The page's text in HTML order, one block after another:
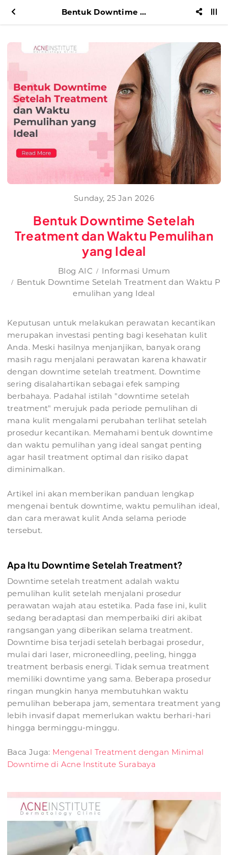
Bentuk Downtime Setelah Treatment dan Waktu Pemulihan yang Ideal
Sunday, 25 Jan 2026
Bentuk Downtime Setelah
Treatment dan Waktu Pemulihan
yang Ideal
Blog AIC
Informasi Umum
Bentuk Downtime Setelah Treatment dan Waktu P
emulihan yang Ideal
Keputusan untuk melakukan perawatan kecantikan
merupakan investasi penting bagi kesehatan kulit
Anda. Meski hasilnya menjanjikan, banyak orang
masih ragu menjalani perawatan karena khawatir
dengan downtime setelah treatment. Downtime
sering disalahartikan sebagai efek samping
berbahaya. Padahal istilah "downtime setelah
treatment" merujuk pada periode pemulihan di
mana kulit mengalami perubahan terlihat setelah
prosedur kecantikan. Memahami bentuk downtime
dan waktu pemulihan yang ideal sangat penting
agar hasil treatment optimal dan risiko dapat
diminimalkan.
Artikel ini akan memberikan panduan lengkap
mengenai bentuk downtime, waktu pemulihan ideal,
dan cara merawat kulit Anda selama periode
tersebut.
Apa Itu Downtime Setelah Treatment?
Downtime setelah treatment adalah waktu
pemulihan kulit setelah menjalani prosedur
perawatan wajah atau estetika. Pada fase ini, kulit
sedang beradaptasi dan memperbaiki diri akibat
rangsangan yang diberikan selama treatment.
Downtime bisa terjadi setelah berbagai prosedur,
mulai dari laser, microneedling, peeling, hingga
treatment berbasis energi. Tidak semua treatment
memiliki downtime yang sama. Beberapa prosedur
ringan mungkin hanya membutuhkan waktu
pemulihan beberapa jam, sementara treatment yang
lebih invasif dapat memerlukan waktu berhari-hari
hingga berminggu-minggu.
Baca Juga: Mengenal Treatment dengan Minimal
Downtime di Acne Institute Surabaya